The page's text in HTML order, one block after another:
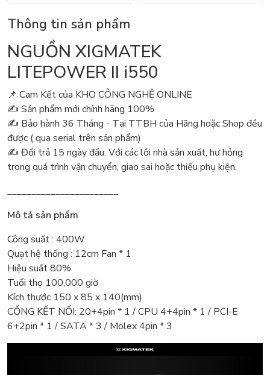
Thông tin sản phẩm
NGUỒN XIGMATEK
LITEPOWER II i550
📌 Cam Kết của KHO CÔNG NGHỆ ONLINE
✍️ Sản phẩm mới chính hãng 100%
✍️ Bảo hành 36 Tháng - Tại TTBH của Hãng hoặc Shop đều
được ( qua serial trên sản phẩm)
✍️ Đổi trả 15 ngày đầu: Với các lỗi nhà sản xuất, hư hỏng
trong quá trình vận chuyển, giao sai hoặc thiếu phụ kiện.
_______________________
Mô tả sản phẩm
Công suất : 400W
Quạt hệ thống : 12cm Fan * 1
Hiệu suất 80%
Tuổi thọ 100,000 giờ
Kích thước 150 x 85 x 140(mm)
CỔNG KẾT NỐI: 20+4pin * 1 / CPU 4+4pin * 1 / PCI-E
6+2pin * 1 / SATA * 3 / Molex 4pin * 3